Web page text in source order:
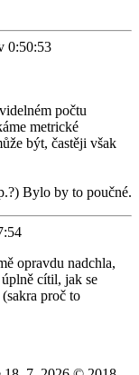
0:50:53
počtu
metrické
být, častěji však
Bylo by to poučné.
opravdu nadchla,
cítil, jak se
proč to